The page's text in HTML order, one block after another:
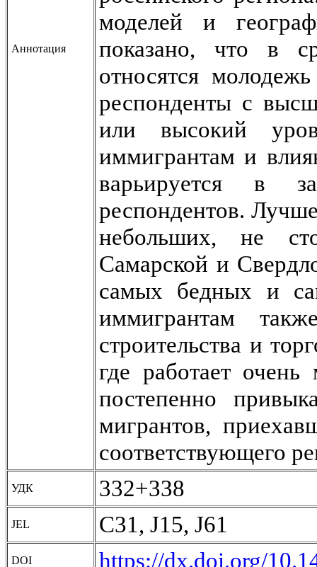
Аннотация
моделей и
показано, что в
относятся
респонденты с
или высокий
иммигрантам и
варьируется в
респондентов.
небольших, не
Самарской и
самых бедных и
иммигрантам
строительства и
где работает
постепенно
мигрантов,
соответствующего
УДК 332+338
JEL C31, J15, J61
DOI https://dx.doi.org/